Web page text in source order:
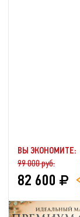
ВЫ ЭКОНОМИТЕ:
99 000 руб.
82 600